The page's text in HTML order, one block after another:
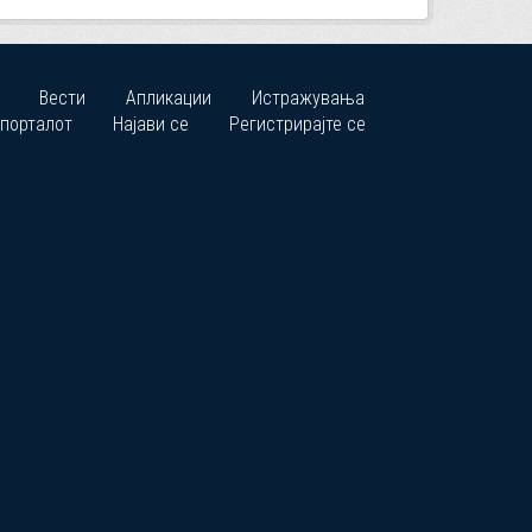
Вести Апликации
Истражувања
Најави се Регистрирајте се